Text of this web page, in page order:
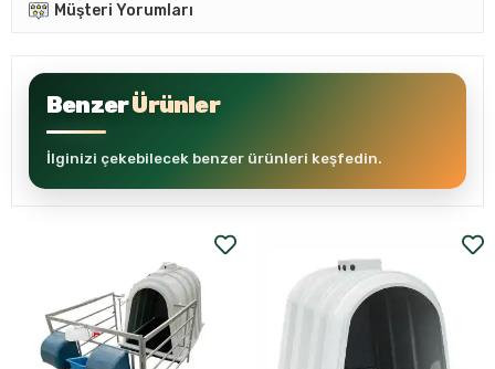
Müşteri Yorumları
BenzerÜrünler
İlginizi çekebilecek benzer ürünleri keşfedin.